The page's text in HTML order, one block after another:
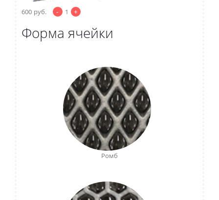
600 руб. - 1 +
Форма ячейки
Ромб